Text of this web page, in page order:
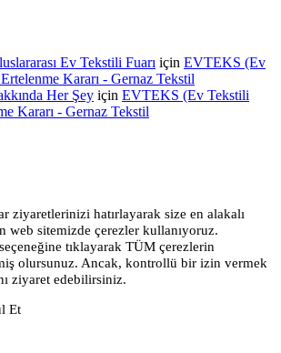
Ev Tekstili Fuarı için EVTEKS (Ev
Kararı - Gernaz Tekstil
Her Şey için EVTEKS (Ev Tekstili
Kararı - Gernaz Tekstil
ziyaretlerinizi hatırlayarak size en alakalı
web sitemizde çerezler kullanıyoruz.
tıklayarak TÜM çerezlerin
olursunuz. Ancak, kontrollü bir izin vermek
ziyaret edebilirsiniz.
Et